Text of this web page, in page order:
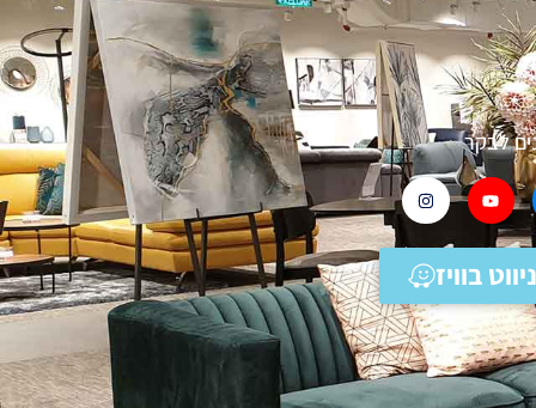
לבקר
בוויז